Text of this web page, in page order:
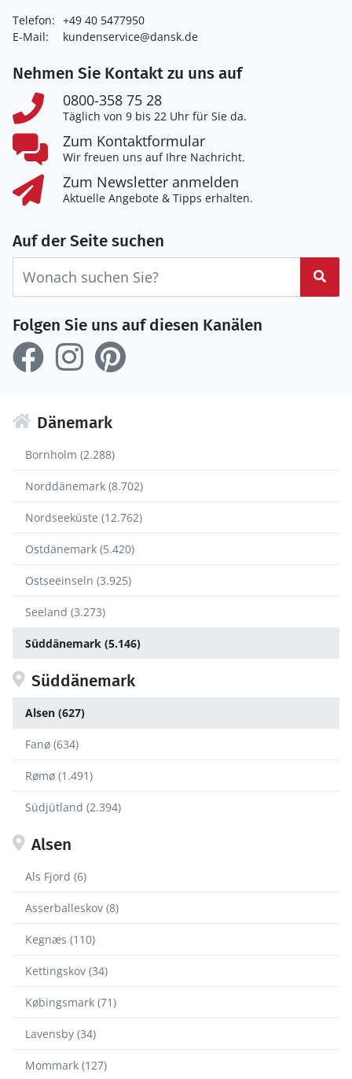
Telefon: +49 40 5477950
E-Mail:
kundenservice@dansk.de
Nehmen Sie Kontakt zu uns auf
0800-358 75 28
Täglich von 9 bis 22 Uhr für Sie da.
Zum Kontaktformular
Wir freuen uns auf Ihre Nachricht.
Zum Newsletter anmelden
Aktuelle Angebote & Tipps erhalten.
Auf der Seite suchen
Folgen Sie uns auf diesen Kanälen
Dänemark
Bornholm (2.288)
Norddänemark (8.702)
Nordseeküste (12.762)
Ostdänemark (5.420)
Ostseeinseln (3.925)
Seeland (3.273)
Süddänemark (5.146)
Süddänemark
Alsen (627)
Fanø (634)
Rømø (1.491)
Südjütland (2.394)
Alsen
Als Fjord (6)
Asserballeskov (8)
Kegnæs (110)
Kettingskov (34)
Købingsmark (71)
Lavensby (34)
Mommark (127)